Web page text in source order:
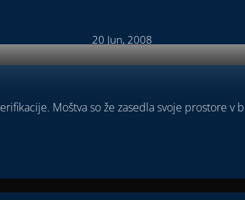
20 Jun, 2008
Moštva so že zasedla svoje prostore v